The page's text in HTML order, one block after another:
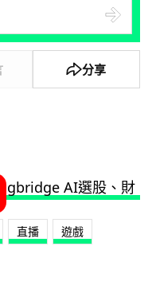
分享
直播
遊戲